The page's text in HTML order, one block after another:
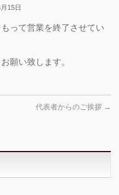
15日
って営業を終了させてい
願い致します。
代表者からのご挨拶 →